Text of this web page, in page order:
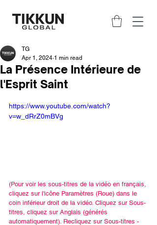
La Présence Intérieure de
l'Esprit Saint
TG
Apr 1, 2024 1 min read
https://www.youtube.com/watch?
v=w_dRrZ0mBVg
(Pour voir les sous-titres de la vidéo en français,
cliquez sur l'icône Paramètres (Roue) dans le
coin inférieur droit de la vidéo. Cliquez sur Sous-
titres, cliquez sur Anglais (générés
automatiquement). Recliquez sur Sous-titres -